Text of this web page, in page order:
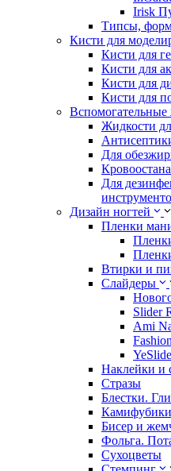
Irisk
Типсы,
Кисти для
Кисти для
Кисти для
Кисти для
Кисти для
Вспомогательные
Жидкости
Для
Для
Дизайн ногтей
Пленки
Втирки и
Слайдеры
Slider
Ami
Наклейки и
Стразы
Блестки.
Бисер и
Фольга.
Сухоцветы